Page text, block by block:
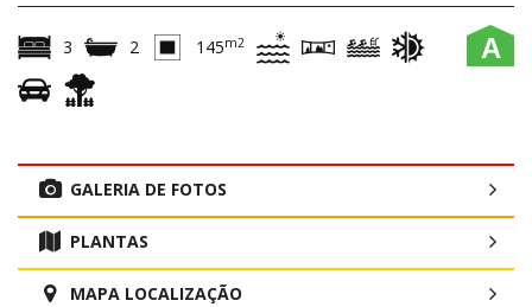
A
3 2 145m2
GALERIA DE FOTOS
PLANTAS
MAPA LOCALIZAÇÃO